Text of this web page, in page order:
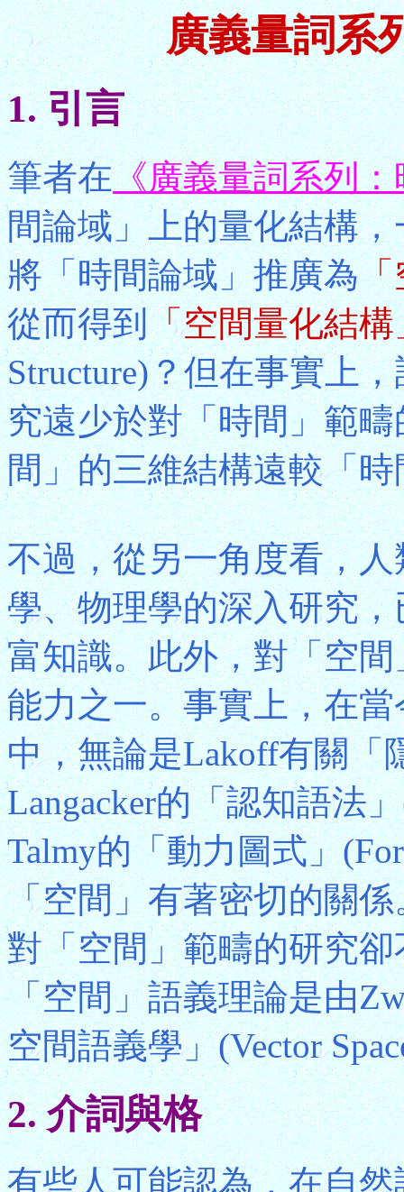
廣義量詞系
1. 引言
筆者在《廣義量詞系列
間論域」上的量化結構
將「時間論域」推廣為「
從而得到「空間量化結構
Structure)？但在事實上
究遠少於對「時間」範
間」的三維結構遠較「
不過，從另一角度看，
學、物理學的深入研究
富知識。此外，對「空
能力之一。事實上，在
中，無論是Lakoff有關「
Langacker的「認知語法
Talmy的「動力圖式」
「空間」有著密切的關
對「空間」範疇的研究
「空間」語義理論是由
空間語義學」(Vector
2. 介詞與格
有些人可能認為，在自